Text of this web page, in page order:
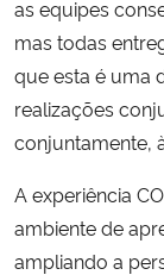
as equipes
mas todas
que esta é uma
realizações
conjuntamente,
A experiência
ambiente de
ampliando a